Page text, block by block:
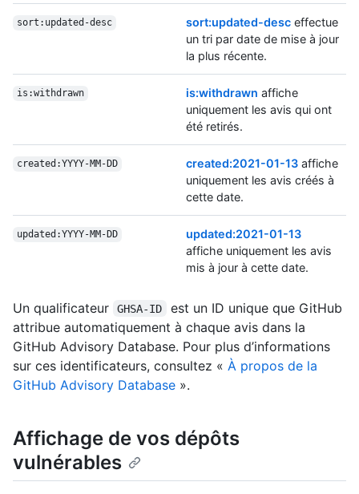
sort:updated-desc sort:updated-desc effectue
un tri par date de mise à jour
la plus récente.
is:withdrawn is:withdrawn affiche
uniquement les avis qui ont
été retirés.
created:YYYY-MM-DD created:2021-01-13 affiche
uniquement les avis créés à
cette date.
updated:YYYY-MM-DD
updated:2021-01-13
affiche uniquement les avis
mis à jour à cette date.
Un qualificateur GHSA-ID
est un ID unique que GitHub
attribue automatiquement à chaque avis dans la
GitHub Advisory Database. Pour plus d’informations
sur ces identificateurs, consultez « À propos de la
GitHub Advisory Database ».
Affichage de vos dépôts
vulnérables